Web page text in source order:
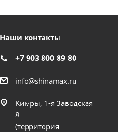
Наши контакты
+7 903 800-89-80
info@shinamax.ru
Кимры, 1-я Заводская
8
(территория